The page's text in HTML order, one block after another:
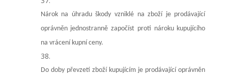
Nárok na úhradu škody vzniklé na zboží je prodávající
oprávněn jednostranně započíst proti nároku kupujícího
na vrácení kupní ceny.
Do doby převzetí zboží kupujícím je prodávající oprávněn